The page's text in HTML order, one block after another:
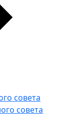
совета
совета